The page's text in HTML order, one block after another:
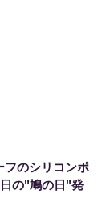
フのシリコンポ
の"鳩の日"発